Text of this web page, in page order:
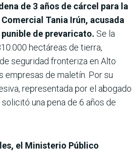
de 3 años de cárcel para la
Tania Irún, acusada
de prevaricato. Se la
hectáreas de tierra,
seguridad fronteriza en Alto
empresas de maletín. Por su
representada por el abogado
una pena de 6 años de
el Ministerio Público